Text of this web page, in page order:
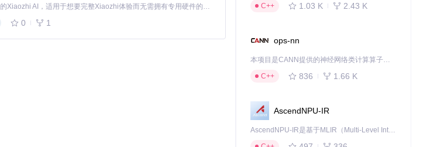
风格的对话角色。通过编辑YAML格式的角色文件，设置角
基于Python的Xiaozhi AI，适用于想要完整Xiaozhi体验而无需拥有专用硬件的用户。
0 1
C++
1.03 K 2.43 K
ops-nn
本项目是CANN提供的神经网络类计算算子库，实现网络在NPU上加速计算。
C++
836 1.66 K
AscendNPU-IR
AscendNPU-IR是基于MLIR（Multi-Level Intermediate Representation）构建的，面向昇腾亲和算子编译时使用的中间表示，提供昇腾完备表达能力，通过编译优化提升昇腾AI处理器计算效率，支持通过生态框架使能昇腾AI处理器与深度调优